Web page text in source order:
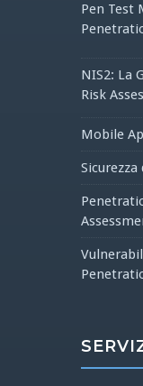
Pen Test
NIS2: La
Risk
Mobile